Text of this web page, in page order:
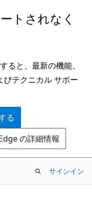
トされなく
と、最新の機能、
びテクニカル サポー
る
の詳細情報
サインイン